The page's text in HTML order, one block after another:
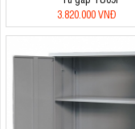
3.820.000 VNĐ